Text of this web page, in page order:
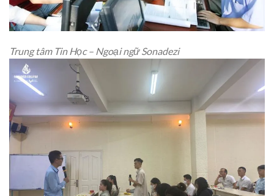
Trung tâm Tin Học – Ngoại ngữ Sonadezi